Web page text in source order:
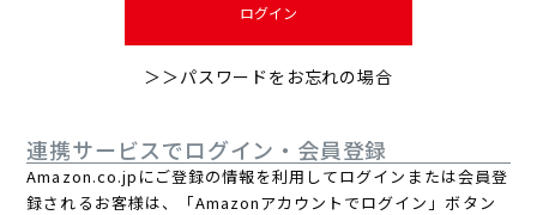
ログイン
＞＞パスワードをお忘れの場合
連携サービスでログイン・会員登録
Amazon.co.jpにご登録の情報を利用してログインまたは会員登
録されるお客様は、「Amazonアカウントでログイン」ボタン